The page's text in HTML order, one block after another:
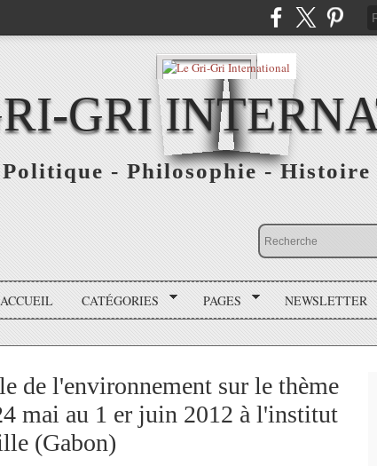
GRI
- Philosophie - Histoire
ACCUEIL CATÉGORIES PAGES NEWSLETTER
de l'environnement sur le thème
mai au 1 er juin 2012 à l'institut
(Gabon)